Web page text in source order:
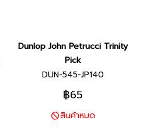
Dunlop John Petrucci Trinity
Pick
DUN-545-JP140
฿65
สินค้าหมด